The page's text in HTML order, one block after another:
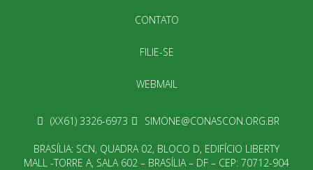
CONTATO
FILIE-SE
WEBMAIL
(XX61) 3326-6973 SIMONE@CONASCON.ORG.BR
BRASÍLIA: SCN, QUADRA 02, BLOCO D, EDIFÍCIO LIBERTY
MALL -TORRE A, SALA 602 – BRASÍLIA – DF – CEP: 70712-904